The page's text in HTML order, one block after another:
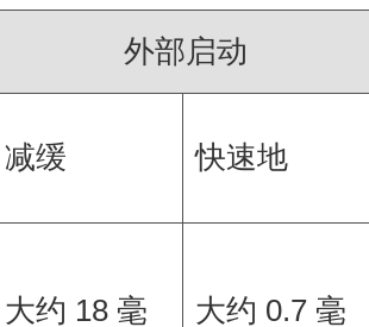
外部启动
减缓 快速地
大约 18 毫
大约 0.7 毫